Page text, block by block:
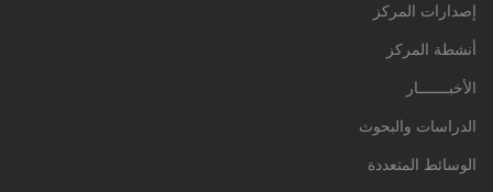
إصدارات المركز
أنشطة المركز
الأخبـــــــار
الدراسات والبحوث
الوسائط المتعددة